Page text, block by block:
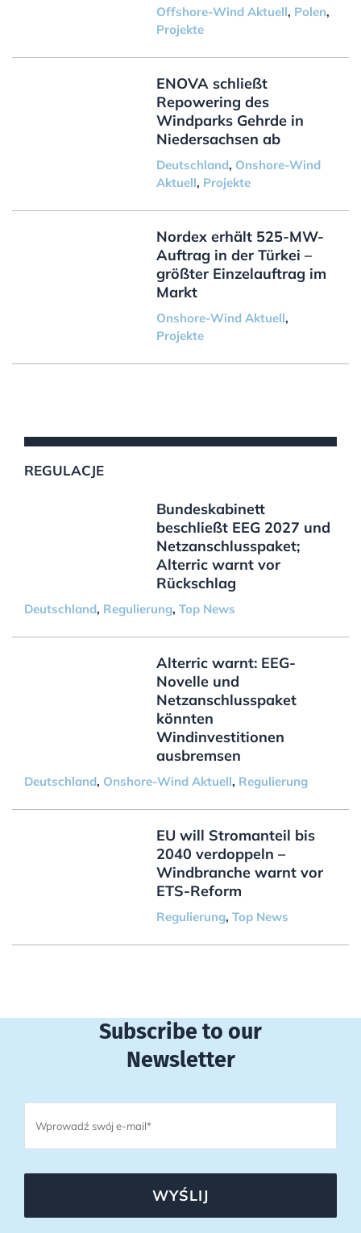
Offshore-Wind Aktuell, Polen,
Projekte
ENOVA schließt
Repowering des
Windparks Gehrde in
Niedersachsen ab
Deutschland, Onshore-Wind
Aktuell, Projekte
Nordex erhält 525-MW-
Auftrag in der Türkei –
größter Einzelauftrag im
Markt
Onshore-Wind Aktuell,
Projekte
REGULACJE
Bundeskabinett
beschließt EEG 2027 und
Netzanschlusspaket;
Alterric warnt vor
Rückschlag
Deutschland, Regulierung, Top News
Alterric warnt: EEG-
Novelle und
Netzanschlusspaket
könnten
Windinvestitionen
ausbremsen
Deutschland, Onshore-Wind Aktuell, Regulierung
EU will Stromanteil bis
2040 verdoppeln –
Windbranche warnt vor
ETS-Reform
Regulierung, Top News
Subscribe to our
Newsletter
WYŚLIJ